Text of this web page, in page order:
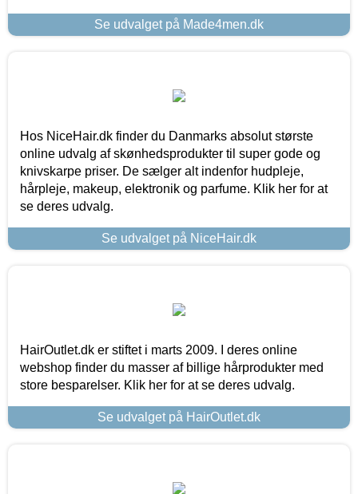
Se udvalget på Made4men.dk
Hos NiceHair.dk finder du Danmarks absolut største
online udvalg af skønhedsprodukter til super gode og
knivskarpe priser. De sælger alt indenfor hudpleje,
hårpleje, makeup, elektronik og parfume. Klik her for at
se deres udvalg.
Se udvalget på NiceHair.dk
HairOutlet.dk er stiftet i marts 2009. I deres online
webshop finder du masser af billige hårprodukter med
store besparelser. Klik her for at se deres udvalg.
Se udvalget på HairOutlet.dk